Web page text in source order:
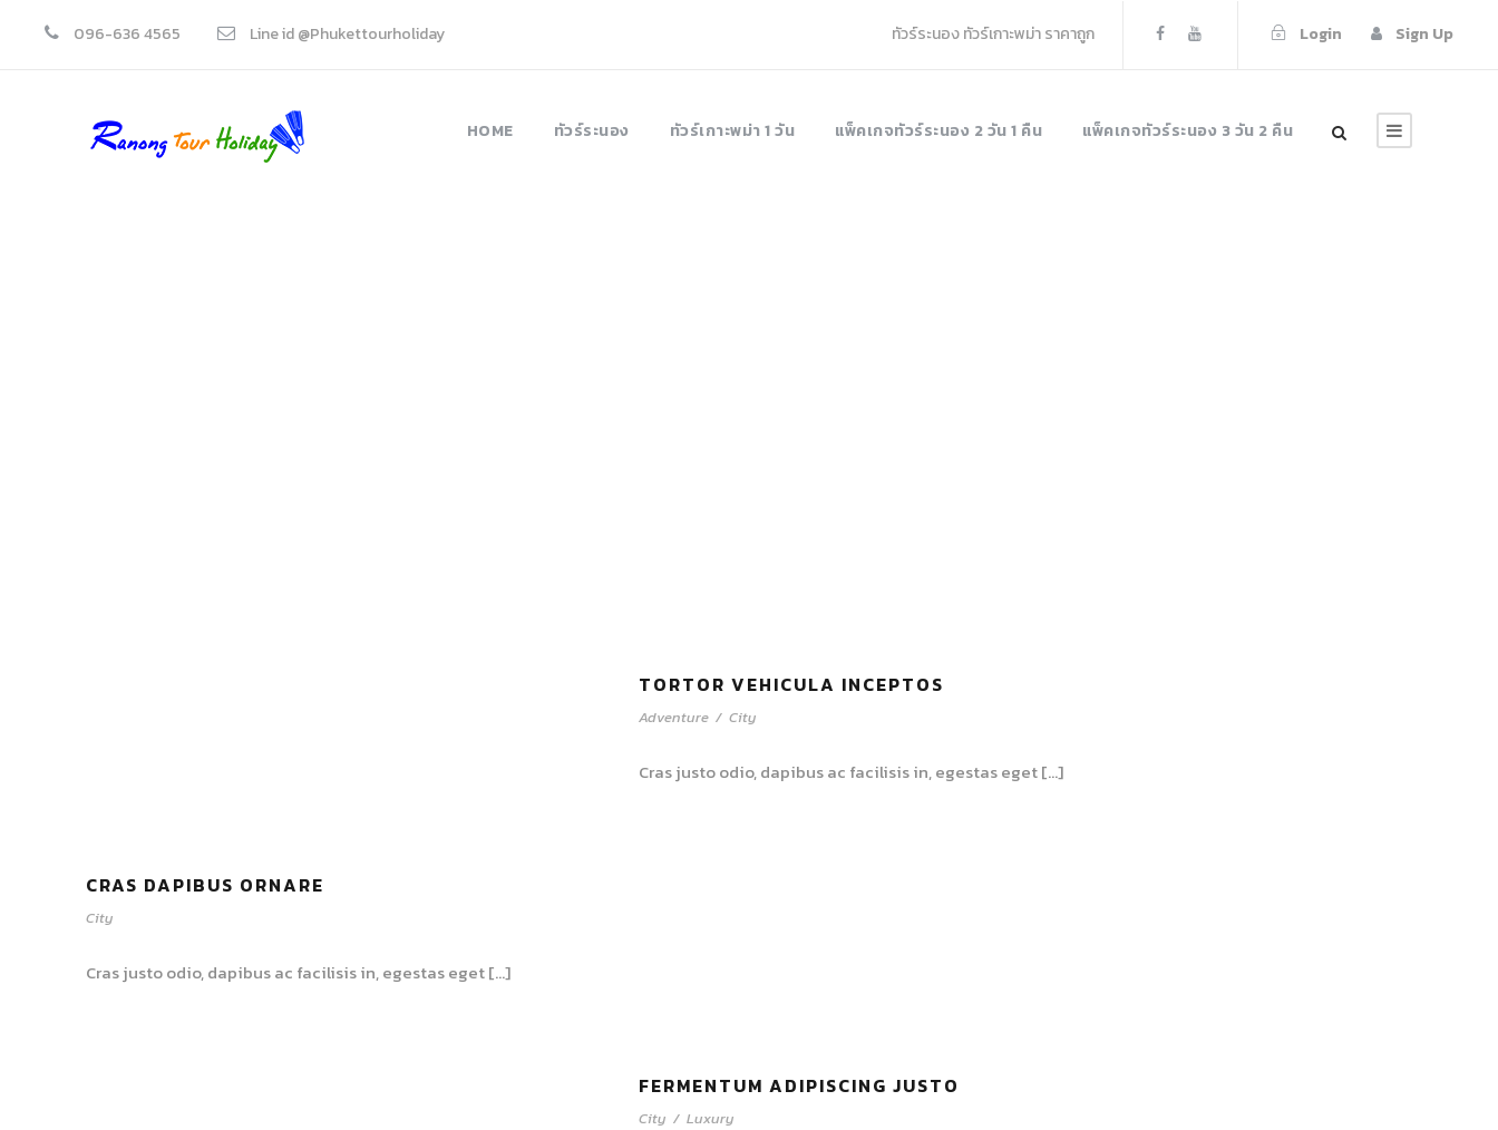
096-636 4565 Line id @Phukettourholiday ทัวร์ระนอง ทัวร์เกาะพม่า ราคาถูก Login Sign Up
HOME ทัวร์ระนอง ทัวร์เกาะพม่า 1 วัน แพ็คเกจทัวร์ระนอง 2 วัน 1 คืน แพ็คเกจทัวร์ระนอง 3 วัน 2 คืน
TORTOR VEHICULA INCEPTOS
Adventure / City
Cras justo odio, dapibus ac facilisis in, egestas eget […]
CRAS DAPIBUS ORNARE
City
Cras justo odio, dapibus ac facilisis in, egestas eget […]
FERMENTUM ADIPISCING JUSTO
City / Luxury